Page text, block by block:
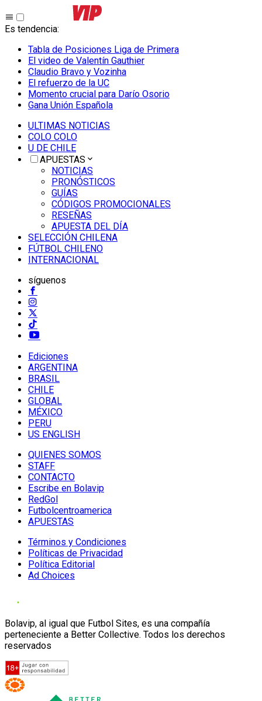
Es tendencia:
Tabla de Posiciones Liga de Primera
El video de Valentín Gauthier
Claudio Bravo y Vozinha
El refuerzo de la UC
Momento crucial para Darío Osorio
Gana Unión Española
ULTIMAS NOTICIAS
COLO COLO
U DE CHILE
APUESTAS
NOTICIAS
PRONÓSTICOS
GUÍAS
CÓDIGOS PROMOCIONALES
RESEÑAS
APUESTA DEL DÍA
SELECCIÓN CHILENA
FÚTBOL CHILENO
INTERNACIONAL
síguenos
Ediciones
ARGENTINA
BRASIL
CHILE
GLOBAL
MÉXICO
PERU
US ENGLISH
QUIENES SOMOS
STAFF
CONTACTO
Escribe en Bolavip
RedGol
Futbolcentroamerica
APUESTAS
Términos y Condiciones
Políticas de Privacidad
Política Editorial
Ad Choices
Bolavip, al igual que Futbol Sites, es una compañía
perteneciente a Better Collective. Todos los derechos
reservados